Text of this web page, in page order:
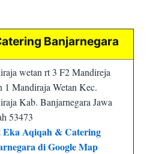
Banjarnegara
wetan rt 3 F2 Mandireja
1 Mandiraja Wetan Kec.
Kab. Banjarnegara Jawa
53473
Aqiqah & Catering
di Google Map